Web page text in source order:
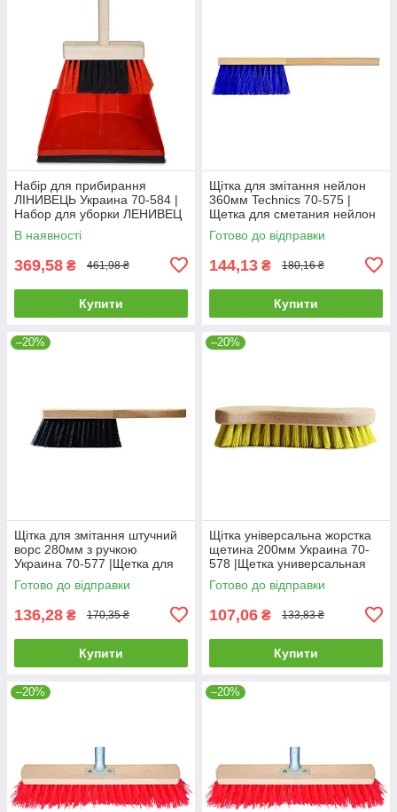
Набір для прибирання
ЛІНИВЕЦЬ Украина 70-584 |
Набор для уборки ЛЕНИВЕЦ
Украина
В наявності
369,58 ₴ 461,98 ₴
Купити
Щітка для змітання нейлон
360мм Technics 70-575 |
Щетка для сметания нейлон
360мм Technics
Готово до відправки
144,13 ₴ 180,16 ₴
Купити
–20%
Щітка для змітання штучний
ворс 280мм з ручкою
Украина 70-577 |Щетка для
сметания искусственный
ворс 280мм с ручкой Украина
Готово до відправки
136,28 ₴ 170,35 ₴
Купити
–20%
Щітка універсальна жорстка
щетина 200мм Украина 70-
578 |Щетка универсальная
жесткая щетина 200мм
Украина
Готово до відправки
107,06 ₴ 133,83 ₴
Купити
–20% –20%